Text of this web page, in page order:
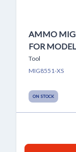
AMMO MIG
FOR
Tool
MIG8551-XS
ON STOCK